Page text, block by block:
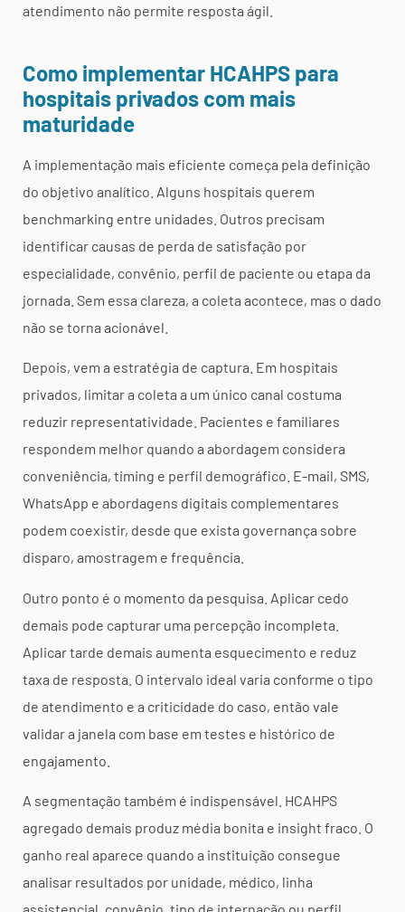
atendimento não permite resposta ágil.
Como implementar HCAHPS para
hospitais privados com mais
maturidade
A implementação mais eficiente começa pela definição
do objetivo analítico. Alguns hospitais querem
benchmarking entre unidades. Outros precisam
identificar causas de perda de satisfação por
especialidade, convênio, perfil de paciente ou etapa da
jornada. Sem essa clareza, a coleta acontece, mas o dado
não se torna acionável.
Depois, vem a estratégia de captura. Em hospitais
privados, limitar a coleta a um único canal costuma
reduzir representatividade. Pacientes e familiares
respondem melhor quando a abordagem considera
conveniência, timing e perfil demográfico. E-mail, SMS,
WhatsApp e abordagens digitais complementares
podem coexistir, desde que exista governança sobre
disparo, amostragem e frequência.
Outro ponto é o momento da pesquisa. Aplicar cedo
demais pode capturar uma percepção incompleta.
Aplicar tarde demais aumenta esquecimento e reduz
taxa de resposta. O intervalo ideal varia conforme o tipo
de atendimento e a criticidade do caso, então vale
validar a janela com base em testes e histórico de
engajamento.
A segmentação também é indispensável. HCAHPS
agregado demais produz média bonita e insight fraco. O
ganho real aparece quando a instituição consegue
analisar resultados por unidade, médico, linha